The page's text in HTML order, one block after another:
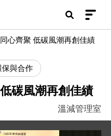
區
心齊聚 低碳風潮再創佳績
保與合作
碳風潮再創佳績
溫減管理室